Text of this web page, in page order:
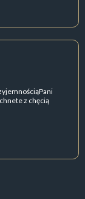
z chęcią